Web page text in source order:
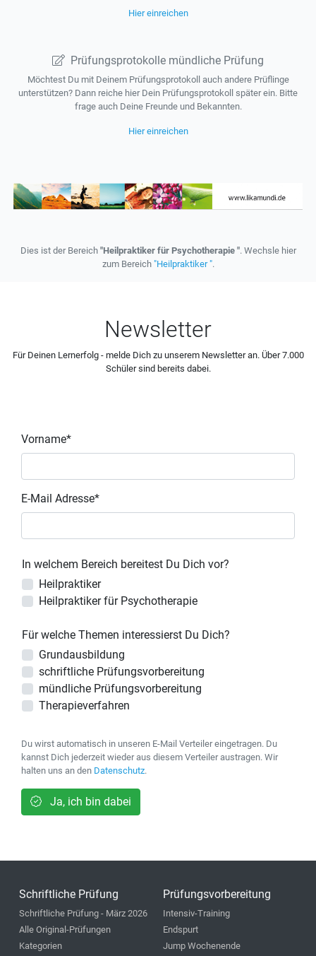
Hier einreichen
Prüfungsprotokolle mündliche Prüfung
Möchtest Du mit Deinem Prüfungsprotokoll auch andere Prüflinge
unterstützen? Dann reiche hier Dein Prüfungsprotokoll später ein. Bitte
frage auch Deine Freunde und Bekannten.
Hier einreichen
Dies ist der Bereich "Heilpraktiker für Psychotherapie ". Wechsle hier
zum Bereich "Heilpraktiker ".
Newsletter
Für Deinen Lernerfolg - melde Dich zu unserem Newsletter an. Über 7.000
Schüler sind bereits dabei.
Vorname*
E-Mail Adresse*
In welchem Bereich bereitest Du Dich vor?
Heilpraktiker
Heilpraktiker für Psychotherapie
Für welche Themen interessierst Du Dich?
Grundausbildung
schriftliche Prüfungsvorbereitung
mündliche Prüfungsvorbereitung
Therapieverfahren
Du wirst automatisch in unseren E-Mail Verteiler eingetragen. Du
kannst Dich jederzeit wieder aus diesem Verteiler austragen. Wir
halten uns an den Datenschutz.
Ja, ich bin dabei
Schriftliche Prüfung
Schriftliche Prüfung - März 2026
Alle Original-Prüfungen
Kategorien
Prüfungsvorbereitung
Intensiv-Training
Endspurt
Jump Wochenende